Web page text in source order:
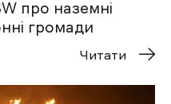
про наземні
громади
Читати